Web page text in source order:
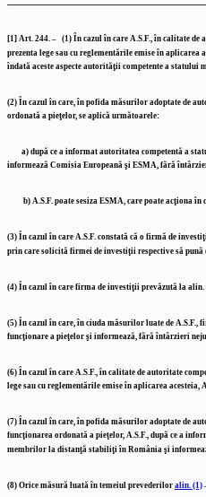
[1] Art. 244. – (1) În cazul în care A.S.F., în calitate
prezenta lege sau cu reglementările emise în
îndată aceste aspecte autorităţii competente a statului
(2) În cazul în care, în pofida măsurilor adoptate de
ordonată a pieţelor, se aplică următoarele:
a) după ce a informat autoritatea competentă a
informează Comisia Europeană şi ESMA, fără
b) A.S.F. poate sesiza ESMA, care poate acţiona
(3) În cazul în care A.S.F. constată că o firmă de
prin care solicită firmei de investiţii respective să pună
(4) În cazul în care firma de investiţii prevăzută la alin.
(5) În cazul în care, în ciuda măsurilor luate de A.S.F.,
funcţionare a pieţelor şi informează, fără întârzieri
(6) În cazul în care A.S.F., în calitate de autoritate
lege sau cu reglementările emise în aplicarea
(7) În cazul în care, în pofida măsurilor adoptate de
funcţionarea ordonată a pieţelor, A.S.F., după ce a
membrilor la distanţă stabiliţi în România şi
(8) Orice măsură luată în temeiul prevederilor alin. (1)